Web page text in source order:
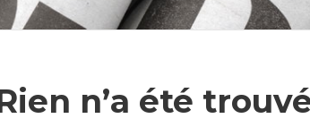
n’a été